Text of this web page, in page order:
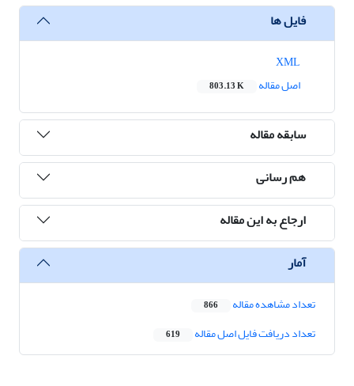
فایل ها
اصل مقاله
803.13 K
سابقه مقاله
هم رسانی
ارجاع به این مقاله
آمار
تعداد مشاهده مقاله 866
تعداد دریافت فایل اصل مقاله 619